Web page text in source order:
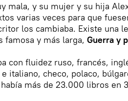
mala, y su mujer y su hija
varias veces para que
los cambiaba. Existe una
famosa y más larga, Guerra y
con fluidez ruso, francés,
italiano, checo, polaco,
más de 23.000 libros en